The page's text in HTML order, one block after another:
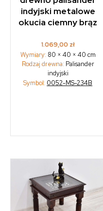
indyjski metalowe
okucia ciemny brąz
1.069,00 zł
Wymiary: 80 × 40 × 40 cm
Rodzaj drewna: Palisander
indyjski
Symbol: 0052-MS-234B